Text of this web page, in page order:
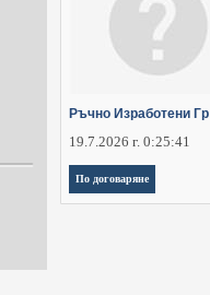
Ръчно Изработени Гр
19.7.2026 г. 0:25:41
По договаряне